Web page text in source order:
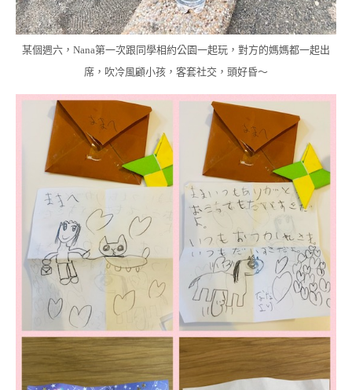
某個週六，Nana第一次跟同學相約公園一起玩，對方的媽媽都一起出
席，吹冷風顧小孩，客套社交，頭好昏～